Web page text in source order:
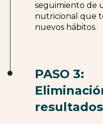
seguimiento de
nutricional que
nuevos hábitos.
PASO 3: